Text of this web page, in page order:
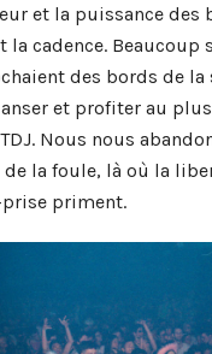
et la puissance des
la cadence. Beaucoup
des bords de la
et profiter au
Nous nous
la foule, là où la
priment.